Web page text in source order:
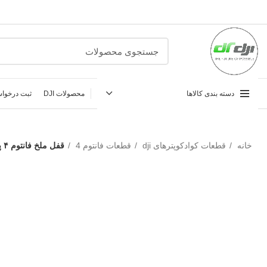
دسته بندی کالاها محصولات DJI ثبت
خانه قطعات کوادکوپترهای dji قطعات فانتوم 4 قفل ملخ فانتوم ۴ پرو